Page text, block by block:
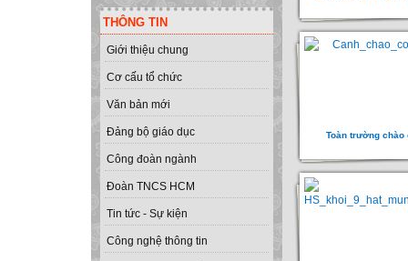
THÔNG TIN
Giới thiệu chung
Cơ cấu tổ chức
Văn bản mới
Đảng bộ giáo dục
Công đoàn ngành
Đoàn TNCS HCM
Tin tức - Sự kiện
Công nghệ thông tin
Toàn trường chào